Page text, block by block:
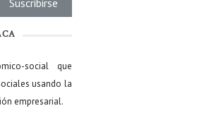
social que
usando la
empresarial.